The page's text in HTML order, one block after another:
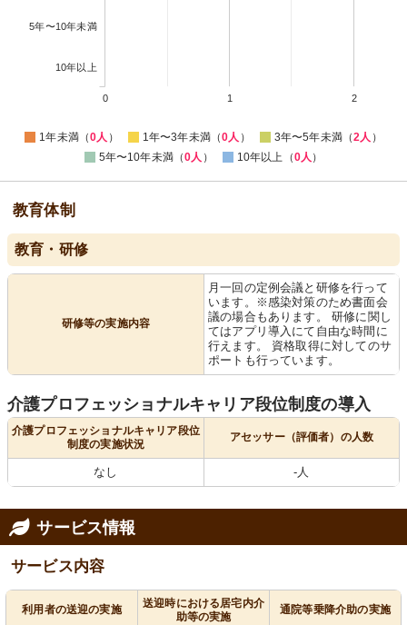
5年〜10年未満
10年以上
0 1 2
1年未満（0人 ） 1年〜3年未満（0人 ） 3年〜5年未満（2人 ）
5年〜10年未満（0人 ） 10年以上（0人 ）
教育体制
教育・研修
研修等の実施内容
月一回の定例会議と研修を行って
います。※感染対策のため書面会
議の場合もあります。 研修に関し
てはアプリ導入にて自由な時間に
行えます。 資格取得に対してのサ
ポートも行っています。
介護プロフェッショナルキャリア段位制度の導入
介護プロフェッショナルキャリア段位
制度の実施状況
アセッサー（評価者）の人数
なし -人
サービス情報
サービス内容
利用者の送迎の実施
送迎時における居宅内介
助等の実施
通院等乗降介助の実施